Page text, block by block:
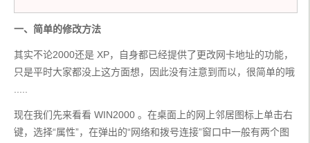
一、简单的修改方法
其实不论2000还是 XP，自身都已经提供了更改网卡地址的功能，
只是平时大家都没上这方面想，因此没有注意到而以，很简单的哦
现在我们先来看看 WIN2000 。在桌面上的网上邻居图标上单击右
键，选择“属性”，在弹出的“网络和拨号连接”窗口中一般有两个图